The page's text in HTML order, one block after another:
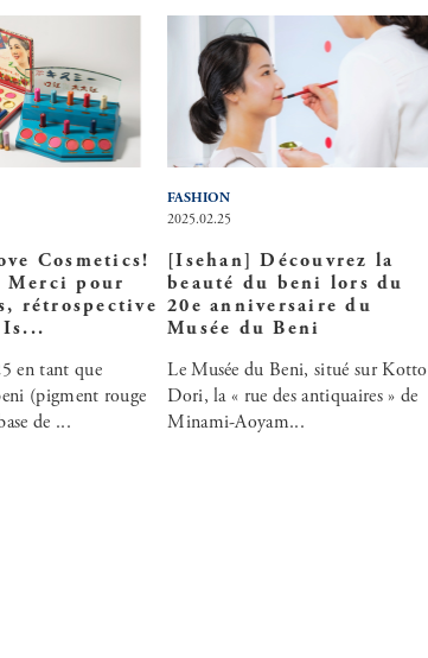
Cosmetics!
pour
rétrospective
en tant que
(pigment rouge
de ...
2025.02.25
[Isehan] Découvrez la
beauté du beni lors du
20e anniversaire du
Musée du Beni
Le Musée du Beni, situé sur Kotto
Dori, la « rue des antiquaires » de
Minami-Aoyam...
FASHION